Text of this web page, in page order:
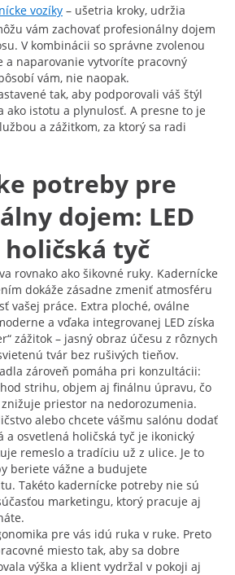
vozíky – ušetria kroky, udržia
vám zachovať profesionálny dojem
V kombinácii so správne zvolenou
a naparovanie vytvoríte pracovný
vám, nie naopak.
tak, aby podporovali váš štýl
ako istotu a plynulosť. A presne to je
a zážitkom, za ktorý sa radi
potreby pre
dojem: LED
tyč
rovnako ako šikovné ruky. Kadernícke
dokáže zásadne zmeniť atmosféru
vašej práce. Extra ploché, oválne
a vďaka integrovanej LED získa
zážitok – jasný obraz účesu z rôznych
tvár bez rušivých tieňov.
zároveň pomáha pri konzultácii:
strihu, objem aj finálnu úpravu, čo
priestor na nedorozumenia.
alebo chcete vášmu salónu dodať
a osvetlená holičská tyč je ikonický
remeslo a tradíciu už z ulice. Je to
beriete vážne a budujete
Takéto kadernícke potreby nie sú
marketingu, ktorý pracuje aj
pre vás idú ruka v ruke. Preto
miesto tak, aby sa dobre
výška a klient vydržal v pokoji aj